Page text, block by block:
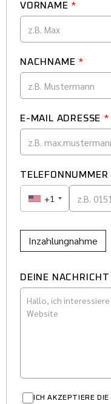
VORNAME *
NACHNAME *
E-MAIL ADRESSE *
TELEFONNUMMER
+1
Inzahlungnahme
DEINE NACHRICHT
ICH AKZEPTIERE DIE